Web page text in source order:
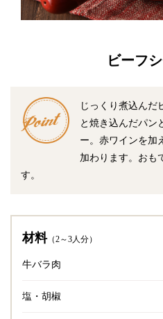
ビーフ
じっくり煮込んだ
と焼き込んだパン
ー。赤ワインを加
加わります。おも
す。
材料（2～3人分）
牛バラ肉
塩・胡椒